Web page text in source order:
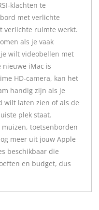
klachten te
met verlichte
verlichte ruimte werkt.
als je vaak
wilt videobellen met
iMac is
HD-camera, kan het
handig zijn als je
wilt laten zien of als de
plek staat.
muizen, toetsenborden
meer uit jouw Apple
beschikbaar die
en budget, dus